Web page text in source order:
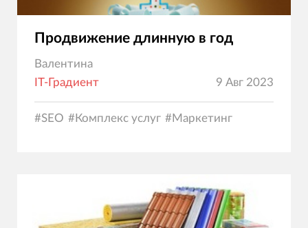
Продвижение длинную в год
Валентина
IT-Градиент
9 Авг 2023
#SEO #Комплекс услуг #Маркетинг